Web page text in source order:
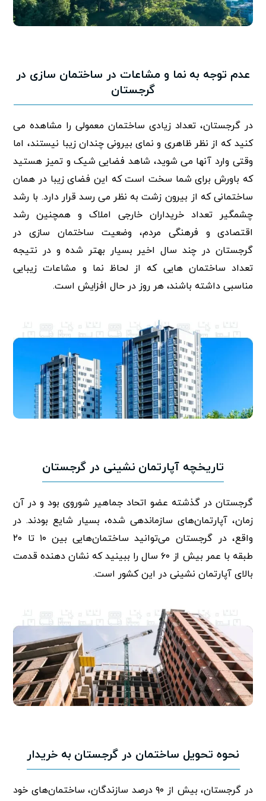
عدم توجه به نما و مشاعات در ساختمان سازی در
گرجستان
در گرجستان، تعداد زیادی ساختمان معمولی را مشاهده می
کنید که از نظر ظاهری و نمای بیرونی چندان زیبا نیستند، اما
وقتی وارد آنها می شوید، شاهد فضایی شیک و تمیز هستید
که باورش برای شما سخت است که این فضای زیبا در همان
ساختمانی که از بیرون زشت به نظر می رسد قرار دارد. با رشد
چشمگیر تعداد خریداران خارجی املاک و همچنین رشد
اقتصادی و فرهنگی مردم، وضعیت ساختمان سازی در
گرجستان در چند سال اخیر بسیار بهتر شده و در نتیجه
تعداد ساختمان هایی که از لحاظ نما و مشاعات زیبایی
مناسبی داشته باشند، هر روز در حال افزایش است.
تاریخچه آپارتمان نشینی در گرجستان
گرجستان در گذشته عضو اتحاد جماهیر شوروی بود و در آن
زمان، آپارتمان‌های سازماندهی شده، بسیار شایع بودند. در
واقع، در گرجستان می‌توانید ساختمان‌هایی بین ۱۰ تا ۲۰
طبقه با عمر بیش از ۶۰ سال را ببینید که نشان دهنده قدمت
بالای آپارتمان نشینی در این کشور است.
نحوه تحویل ساختمان‌ در گرجستان به خریدار
در گرجستان، بیش از ۹۰ درصد سازندگان، ساختمان‌های خود